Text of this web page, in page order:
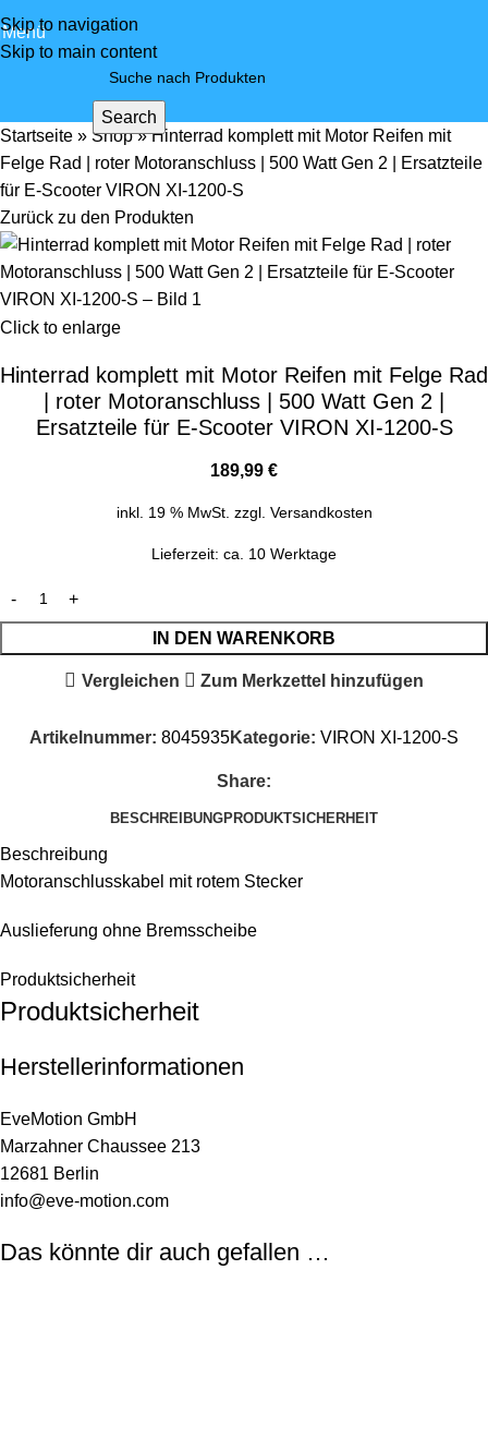
Skip to navigation
Skip to main content
Menü
Search
Startseite » Shop»Hinterrad komplett mit Motor Reifen mit
Felge Rad | roter Motoranschluss | 500 Watt Gen 2 | Ersatzteile
für E-Scooter VIRON XI-1200-S
Zurück zu den Produkten
Click to enlarge
Hinterrad komplett mit Motor Reifen mit Felge Rad
| roter Motoranschluss | 500 Watt Gen 2 |
Ersatzteile für E-Scooter VIRON XI-1200-S
189,99 €
inkl. 19 % MwSt. zzgl. Versandkosten
Lieferzeit: ca. 10 Werktage
IN DEN WARENKORB
Vergleichen Zum Merkzettel hinzufügen
Artikelnummer: 8045935Kategorie: VIRON XI-1200-S
Share:
BESCHREIBUNGPRODUKTSICHERHEIT
Beschreibung
Motoranschlusskabel mit rotem Stecker
Auslieferung ohne Bremsscheibe
Produktsicherheit
Produktsicherheit
Herstellerinformationen
EveMotion GmbH
Marzahner Chaussee 213
12681 Berlin
info@eve-motion.com
Das könnte dir auch gefallen …